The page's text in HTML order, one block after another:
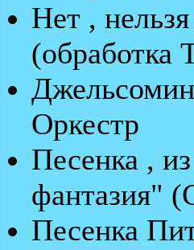
Нет ,
(обработка
Оркестр
Песенка ,
фантазия"
Песенка